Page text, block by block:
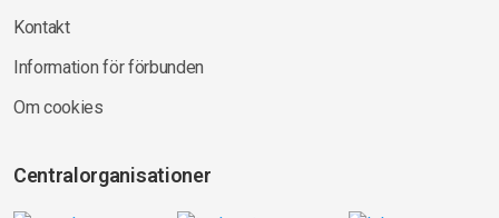
Kontakt
Information för förbunden
Om cookies
Centralorganisationer